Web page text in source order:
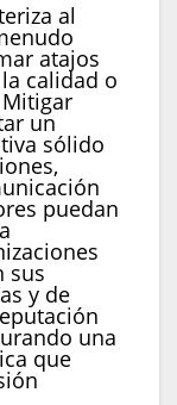
al
atajos
calidad o
un
sólido
puedan
sus
y de
una
que